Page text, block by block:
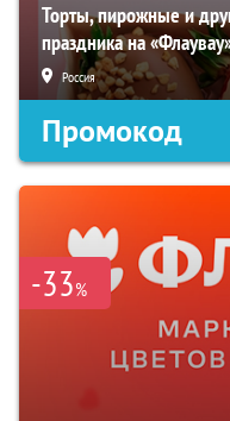
Торты, пирожные и
праздника на
Россия
Промокод
-33%